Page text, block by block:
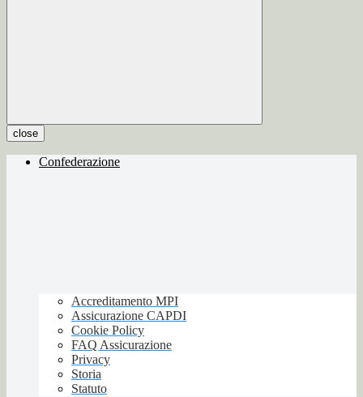
close
Confederazione
Accreditamento MPI
Assicurazione CAPDI
Cookie Policy
FAQ Assicurazione
Privacy
Storia
Statuto